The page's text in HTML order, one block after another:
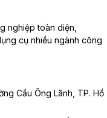
nghiệp toàn diện,
cụ nhiều ngành công
Cầu Ông Lãnh, TP. Hồ